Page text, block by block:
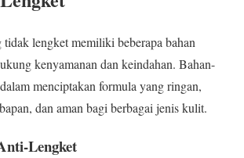
lengket memiliki beberapa bahan
kenyamanan dan keindahan. Bahan-
menciptakan formula yang ringan,
dan aman bagi berbagai jenis kulit.
Lengket